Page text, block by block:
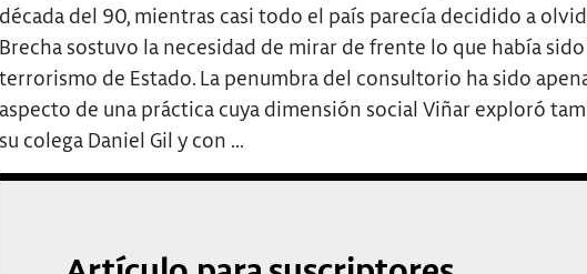
década del 90, mientras casi todo el país parecía decidido a
Brecha sostuvo la necesidad de mirar de frente lo que había
terrorismo de Estado. La penumbra del consultorio ha sido
aspecto de una práctica cuya dimensión social Viñar exploró
su colega Daniel Gil y con ...